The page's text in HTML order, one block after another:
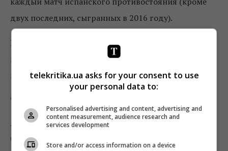
двух последних, сыгранных в 2016 году).
Помимо этого, из книги можно узнать о развитии
клубов, их успехах и основных действующих лицах
команд.
9
«Ціна питання: 27 інтерв’ю Євгенію
Стасіневичу», Евгений Стасиневич
telekritika.ua asks for your consent to use
your personal data to:
Personalised advertising and content, advertising and
content measurement, audience research and
services development
Store and/or access information on a device